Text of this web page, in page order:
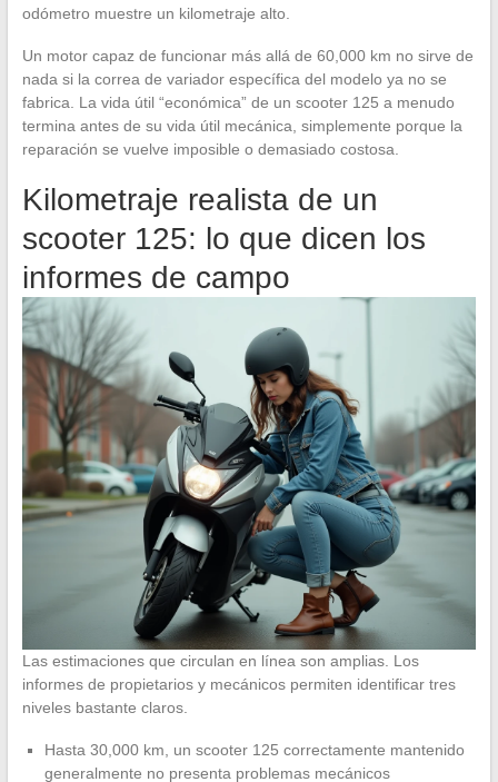
odómetro muestre un kilometraje alto.
Un motor capaz de funcionar más allá de 60,000 km no sirve de
nada si la correa de variador específica del modelo ya no se
fabrica. La vida útil “económica” de un scooter 125 a menudo
termina antes de su vida útil mecánica, simplemente porque la
reparación se vuelve imposible o demasiado costosa.
Kilometraje realista de un
scooter 125: lo que dicen los
informes de campo
Las estimaciones que circulan en línea son amplias. Los
informes de propietarios y mecánicos permiten identificar tres
niveles bastante claros.
Hasta 30,000 km, un scooter 125 correctamente mantenido
generalmente no presenta problemas mecánicos